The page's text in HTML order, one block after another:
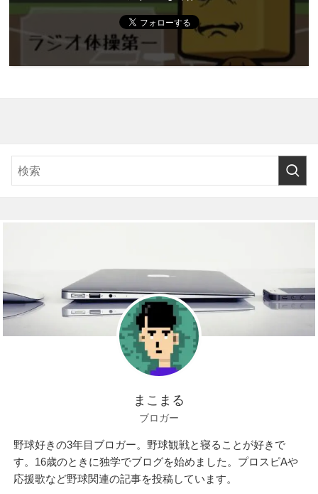
まこまる
ブロガー
野球好きの3年目ブロガー。野球観戦と寝ることが好きで
す。16歳のときに独学でブログを始めました。プロスピAや
応援歌など野球関連の記事を投稿しています。